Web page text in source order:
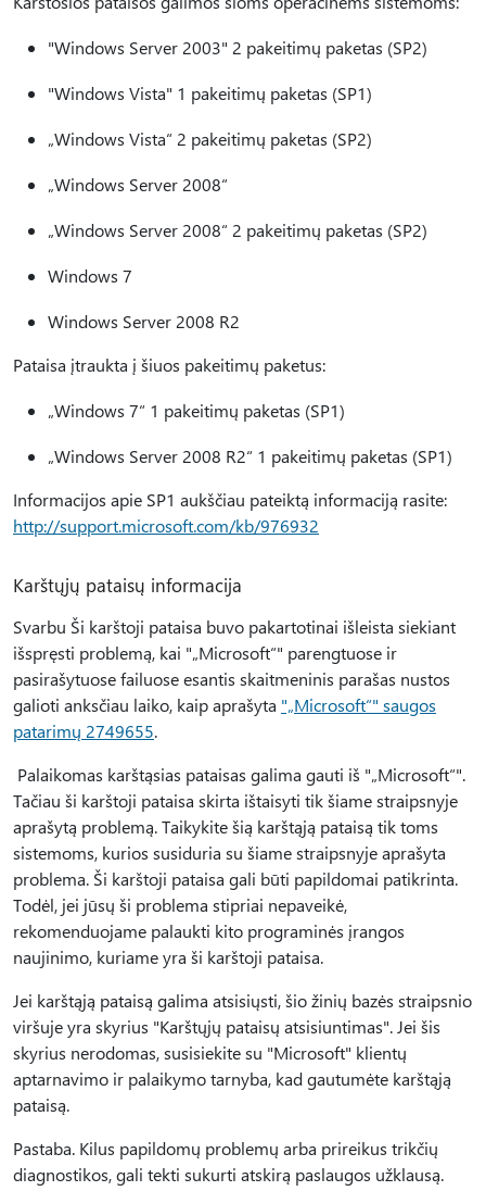
"Windows Server 2003" 2 pakeitimų paketas (SP2)
"Windows Vista" 1 pakeitimų paketas (SP1)
„Windows Vista“ 2 pakeitimų paketas (SP2)
„Windows Server 2008“
„Windows Server 2008“ 2 pakeitimų paketas (SP2)
Windows 7
Windows Server 2008 R2
Pataisa įtraukta į šiuos pakeitimų paketus:
„Windows 7“ 1 pakeitimų paketas (SP1)
„Windows Server 2008 R2“ 1 pakeitimų paketas (SP1)
Informacijos apie SP1 aukščiau pateiktą informaciją rasite:
http://support.microsoft.com/kb/976932
Karštųjų pataisų informacija
Svarbu Ši karštoji pataisa buvo pakartotinai išleista siekiant
išspręsti problemą, kai "„Microsoft“" parengtuose ir
pasirašytuose failuose esantis skaitmeninis parašas nustos
galioti anksčiau laiko, kaip aprašyta "„Microsoft“" saugos
patarimų 2749655.
Palaikomas karštąsias pataisas galima gauti iš "„Microsoft“".
Tačiau ši karštoji pataisa skirta ištaisyti tik šiame straipsnyje
aprašytą problemą. Taikykite šią karštąją pataisą tik toms
sistemoms, kurios susiduria su šiame straipsnyje aprašyta
problema. Ši karštoji pataisa gali būti papildomai patikrinta.
Todėl, jei jūsų ši problema stipriai nepaveikė,
rekomenduojame palaukti kito programinės įrangos
naujinimo, kuriame yra ši karštoji pataisa.
Jei karštąją pataisą galima atsisiųsti, šio žinių bazės straipsnio
viršuje yra skyrius "Karštųjų pataisų atsisiuntimas". Jei šis
skyrius nerodomas, susisiekite su "Microsoft" klientų
aptarnavimo ir palaikymo tarnyba, kad gautumėte karštąją
pataisą.
Pastaba. Kilus papildomų problemų arba prireikus trikčių
diagnostikos, gali tekti sukurti atskirą paslaugos užklausą.